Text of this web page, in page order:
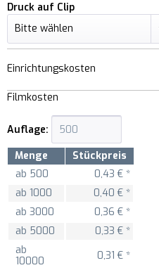
Druck auf Clip
Einrichtungskosten
Filmkosten
Auflage:
Menge
Stückpreis
ab 500
0,43 € *
ab 1000
0,40 € *
ab 3000
0,36 € *
ab 5000
0,33 € *
ab
10000
0,31 € *